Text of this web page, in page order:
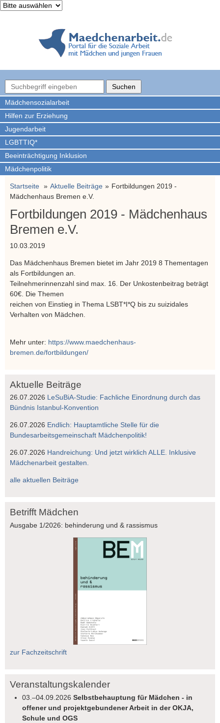
Mädchen­sozialarbeit
Hilfen zur Erziehung
Jugendarbeit
LGBTTIQ*
Beeinträchtigung Inklusion
Mädchenpolitik
Startseite Aktuelle Beiträge
Fortbildungen 2019 -
Mädchenhaus Bremen e.V.
Fortbildungen 2019 - Mädchenhaus
Bremen e.V.
10.03.2019
Das Mädchenhaus Bremen bietet im Jahr 2019 8 Thementagen
als Fortbildungen an.
Teilnehmerinnenzahl sind max. 16. Der Unkostenbeitrag beträgt
60€. Die Themen
reichen von Einstieg in Thema LSBT*I*Q bis zu suizidales
Verhalten von Mädchen.
Mehr unter: https://www.maedchenhaus-
bremen.de/fortbildungen/
Aktuelle Beiträge
26.07.2026 LeSuBiA-Studie: Fachliche Einordnung durch das
Bündnis Istanbul-Konvention
26.07.2026 Endlich: Hauptamtliche Stelle für die
Bundesarbeitsgemeinschaft Mädchenpolitik!
26.07.2026 Handreichung: Und jetzt wirklich ALLE. Inklusive
Mädchenarbeit gestalten.
alle aktuellen Beiträge
Betrifft Mädchen
Ausgabe 1/2026: behinderung und & rassismus
zur Fachzeitschrift
Veranstaltungskalender
03.–04.09.2026Selbstbehauptung für Mädchen - in
offener und projektgebundener Arbeit in der OKJA,
Schule und OGS